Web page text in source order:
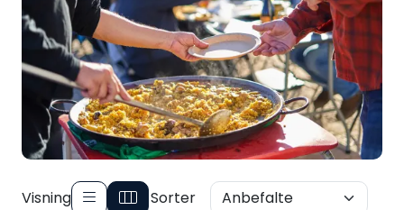
Visning Sorter
Alle produkter